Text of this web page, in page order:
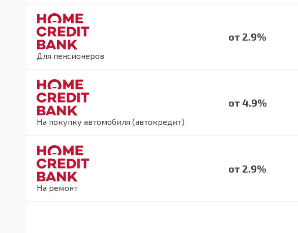
Для пенсионеров
от 2.9%
На покупку автомобиля (автокредит)
от 4.9%
На ремонт
от 2.9%